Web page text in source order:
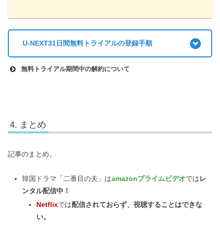
U-NEXT31日間無料トライアルの登録手順
無料トライアル期間中の解約について
まとめ
記事のまとめ。
韓国ドラマ「二番目の夫」はamazonプライムビデオではレ
ンタル配信中！
Netflixでは配信されておらず、視聴することはできな
い。